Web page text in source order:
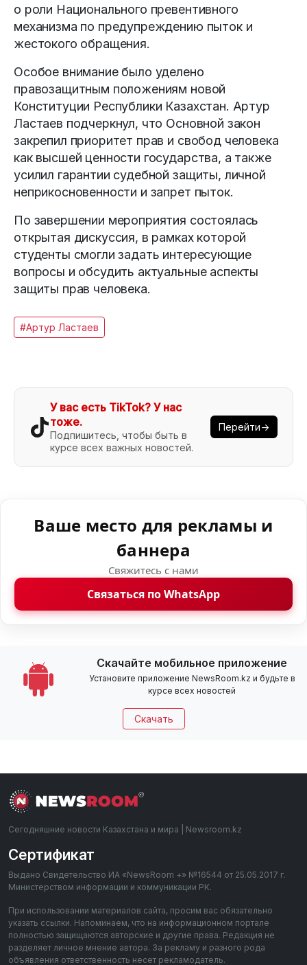
о роли Национального превентивного
механизма по предупреждению пыток и
жестокого обращения.
Особое внимание было уделено
правозащитным положениям новой
Конституции Республики Казахстан. Артур
Ластаев подчеркнул, что Основной закон
закрепил приоритет прав и свобод человека
как высшей ценности государства, а также
усилил гарантии судебной защиты, личной
неприкосновенности и запрет пыток.
По завершении мероприятия состоялась
открытая дискуссия, в рамках которой
студенты смогли задать интересующие
вопросы и обсудить актуальные аспекты
защиты прав человека.
#Артур Ластаев
У вас есть TikTok? У нас
тоже.
Подпишитесь, чтобы быть в
курсе всех важных новостей.
Перейти→
Ваше место для рекламы и
баннера
Свяжитесь с нами
Связаться по WhatsApp
Скачайте мобильное приложение
Установите приложение NewsRoom.kz и будьте в
курсе всех новостей
Скачать
Сегодняшние новости Казахстана и мира | Newsroom.kz
Сертификат
Выдано Свидетельство ИА «NewsRoom +» №16544 от 25.05.2017 г.
Министерством информации и коммуникации РК.
При использовании материалов сайта, просим вас обязательно
указать ссылки. Напоминаем, что на информационном портале
полностью защищаются авторские и другие права. Редакция не
разделяет личное мнение автора. За рекламу и разного рода
объявления ответственность несет рекламодатель.